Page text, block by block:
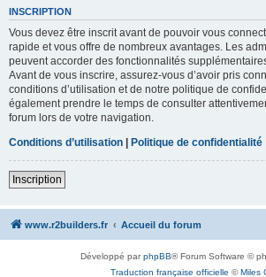
INSCRIPTION
Vous devez être inscrit avant de pouvoir vous
rapide et vous offre de nombreux avantages. Les
peuvent accorder des fonctionnalités
Avant de vous inscrire, assurez-vous d’avoir pris
conditions d’utilisation et de notre politique de
également prendre le temps de consulter
forum lors de votre navigation.
Conditions d’utilisation | Politique de confidentialité
Inscription
www.r2builders.fr Accueil du forum
Développé parphpBB® Forum Software ©
Traduction française officielle ©Miles